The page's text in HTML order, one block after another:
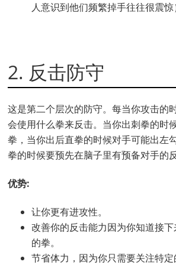
人意识到他们频繁掉手往往很震惊
2. 反击防守
这是第二个层次的防守。每当你攻击的
会使用什么拳来反击。当你出刺拳的时
拳，当你出后直拳的时候对手可能出左
拳的时候要预先在脑子里有预备对手的反
优势:
让你更有进攻性。
改善你的反击能力因为你知道接
的拳。
节省体力，因为你只需要关注特定